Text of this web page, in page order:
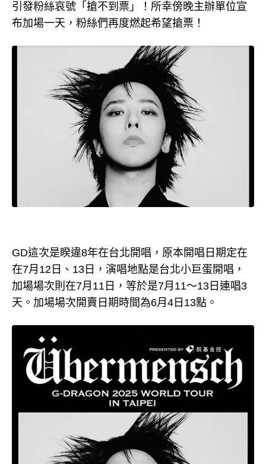
引發粉絲哀號「搶不到票」！所幸傍晚主辦單位宣
布加場一天，粉絲們再度燃起希望搶票！
GD這次是睽違8年在台北開唱，原本開唱日期定在
在7月12日、13日，演唱地點是台北小巨蛋開唱，
加場場次則在7月11日，等於是7月11～13日連唱3
天。加場場次開賣日期時間為6月4日13點。